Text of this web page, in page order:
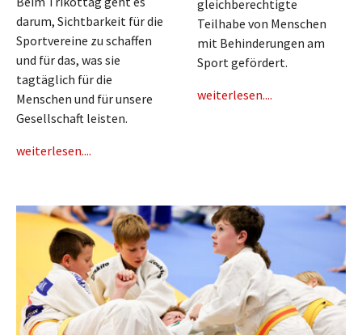
darum, Sichtbarkeit für die
Sportvereine zu schaffen
und für das, was sie
tagtäglich für die
Menschen und für unsere
Gesellschaft leisten.
weiterlesen....
gleichberechtigte
Teilhabe von Menschen
mit Behinderungen am
Sport gefördert.
weiterlesen....